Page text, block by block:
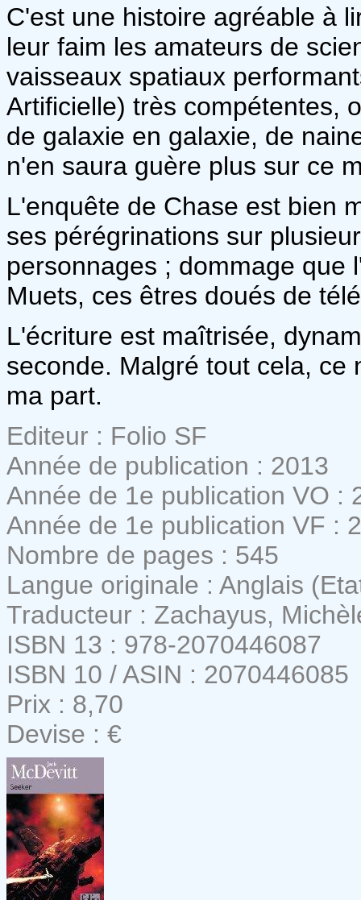
C'est une histoire agréable à
leur faim les amateurs de
vaisseaux spatiaux
Artificielle) très compétentes,
de galaxie en galaxie, de
n'en saura guère plus sur ce
L'enquête de Chase est bien
ses pérégrinations sur
personnages ; dommage que
Muets, ces êtres doués de
L'écriture est maîtrisée,
seconde. Malgré tout cela, ce
ma part.
Editeur : Folio SF
Année de publication : 2013
Année de 1e publication VO :
Année de 1e publication VF :
Nombre de pages : 545
Langue originale : Anglais
Traducteur : Zachayus,
ISBN 13 : 978-2070446087
ISBN 10 / ASIN : 2070446085
Prix : 8,70
Devise : €